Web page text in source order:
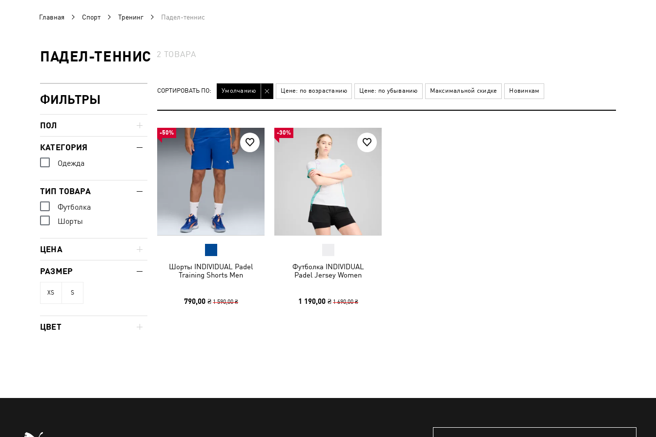
Главная Спорт Тренинг Падел-теннис
ПАДЕЛ-ТЕННИС 2 ТОВАРА
СОРТИРОВАТЬ ПО: Умолчанию Цене: по возрастанию Цене: по убыванию Максимальной скидке Новинкам
-50%
Шорты INDIVIDUAL Padel
Training Shorts Men
790,00 ₴ 1 590,00 ₴
-30%
Футболка INDIVIDUAL
Padel Jersey Women
1 190,00 ₴ 1 690,00 ₴
ФИЛЬТРЫ
ПОЛ
КАТЕГОРИЯ
Одежда
ТИП ТОВАРА
Футболка
Шорты
ЦЕНА
РАЗМЕР
XS S
ЦВЕТ